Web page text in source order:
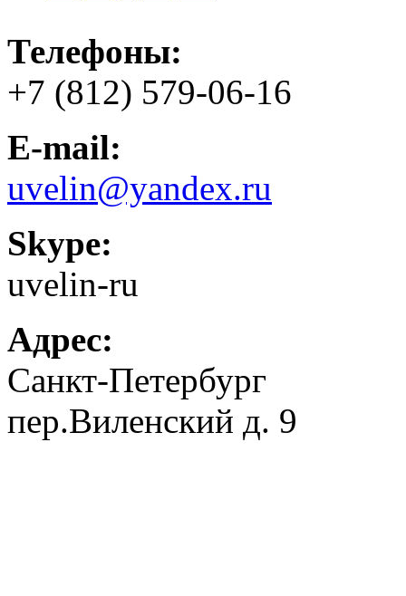
Телефоны:
+7 (812) 579-06-16
E-mail:
uvelin@yandex.ru
Skype:
uvelin-ru
Адрес:
Санкт-Петербург
пер.Виленский д. 9